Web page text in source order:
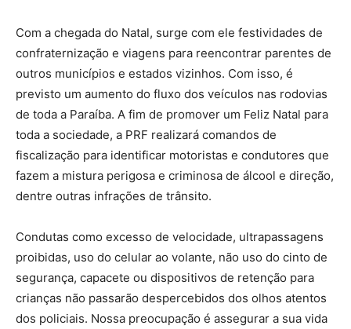
Com a chegada do Natal, surge com ele festividades de
confraternização e viagens para reencontrar parentes de
outros municípios e estados vizinhos. Com isso, é
previsto um aumento do fluxo dos veículos nas rodovias
de toda a Paraíba. A fim de promover um Feliz Natal para
toda a sociedade, a PRF realizará comandos de
fiscalização para identificar motoristas e condutores que
fazem a mistura perigosa e criminosa de álcool e direção,
dentre outras infrações de trânsito.
Condutas como excesso de velocidade, ultrapassagens
proibidas, uso do celular ao volante, não uso do cinto de
segurança, capacete ou dispositivos de retenção para
crianças não passarão despercebidos dos olhos atentos
dos policiais. Nossa preocupação é assegurar a sua vida